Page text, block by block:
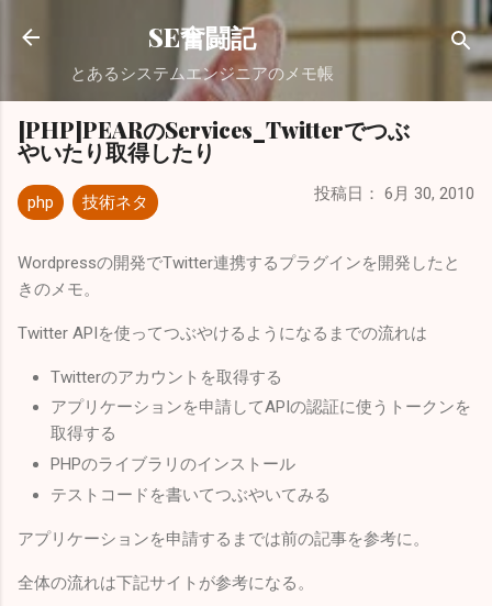
スキップしてメイン コンテンツに移動
SE奮闘記
とあるシステムエンジニアのメモ帳
[PHP]PEARのServices_Twitterでつぶ
やいたり取得したり
php 技術ネタ 投稿日： 6月 30, 2010
Wordpressの開発でTwitter連携するプラグインを開発したと
きのメモ。
Twitter APIを使ってつぶやけるようになるまでの流れは
Twitterのアカウントを取得する
アプリケーションを申請してAPIの認証に使うトークンを
取得する
PHPのライブラリのインストール
テストコードを書いてつぶやいてみる
アプリケーションを申請するまでは前の記事を参考に。
全体の流れは下記サイトが参考になる。